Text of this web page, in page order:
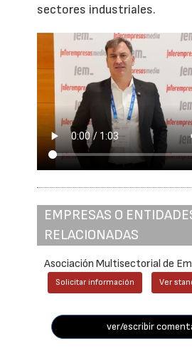
sectores industriales.
EMPRESAS O
RELACIONADAS
Asociación Multisectorial de
Solicitar información Ver
ver/escribir